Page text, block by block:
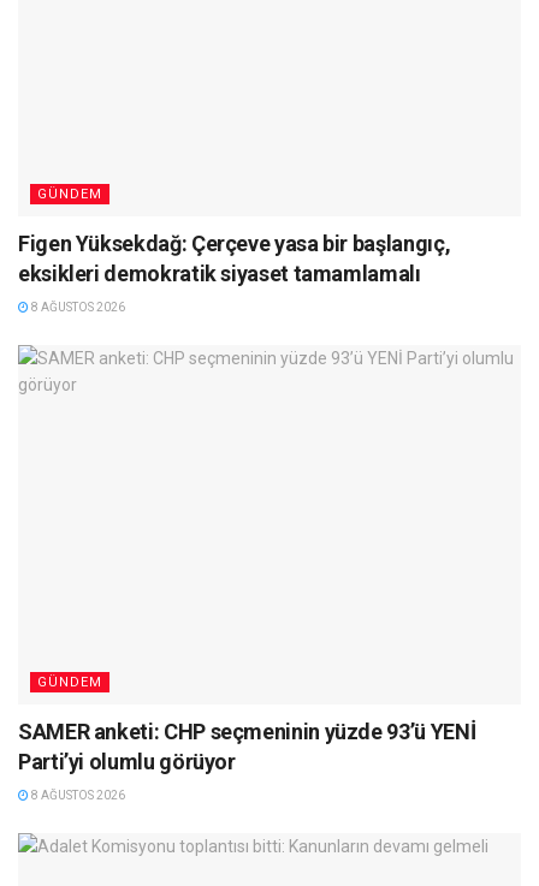
GÜNDEM
Figen Yüksekdağ: Çerçeve yasa bir başlangıç,
eksikleri demokratik siyaset tamamlamalı
8 AĞUSTOS 2026
GÜNDEM
SAMER anketi: CHP seçmeninin yüzde 93’ü YENİ
Parti’yi olumlu görüyor
8 AĞUSTOS 2026